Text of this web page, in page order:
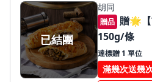
已結團
胡同
贈品 贈🌟
150g/條
達標贈 1 單位
滿幾次送幾